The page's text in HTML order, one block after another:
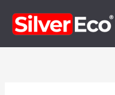
contenu